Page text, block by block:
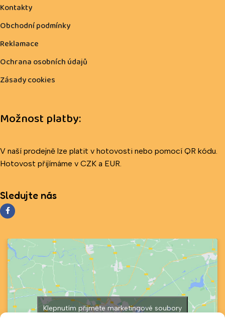
Kontakty
Obchodní podmínky
Reklamace
Ochrana osobních údajů
Zásady cookies
Možnost platby:
V naší prodejně lze platit v hotovosti nebo pomocí QR kódu.
Hotovost přijímáme v CZK a EUR.
Sledujte nás
Klepnutím přijměte marketingové soubory